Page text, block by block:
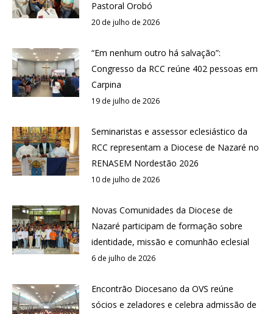
Pastoral Orobó
20 de julho de 2026
“Em nenhum outro há salvação”:
Congresso da RCC reúne 402 pessoas em
Carpina
19 de julho de 2026
Seminaristas e assessor eclesiástico da
RCC representam a Diocese de Nazaré no
RENASEM Nordestão 2026
10 de julho de 2026
Novas Comunidades da Diocese de
Nazaré participam de formação sobre
identidade, missão e comunhão eclesial
6 de julho de 2026
Encontrão Diocesano da OVS reúne
sócios e zeladores e celebra admissão de